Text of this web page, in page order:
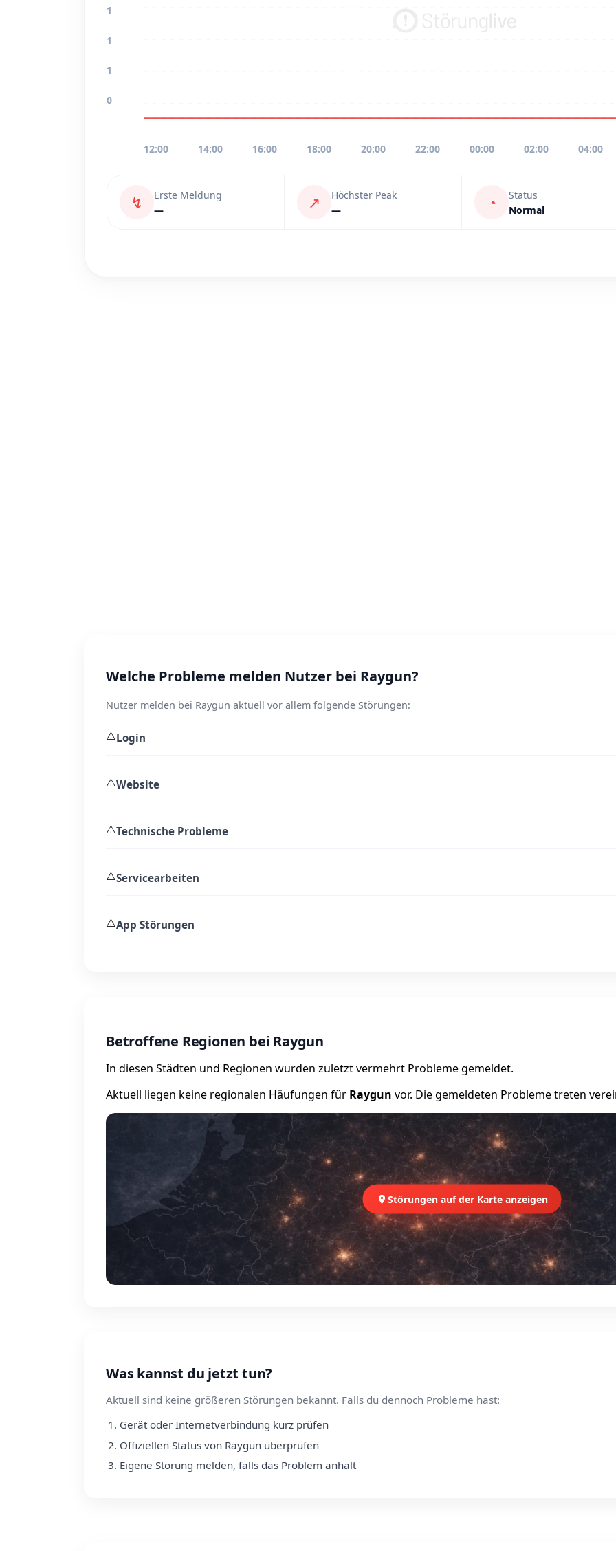
1
1
1
0
12:00 14:00 16:00 18:00 20:00 22:00 00:00 02:00 04:00
↯
Erste Meldung
—
↗
Höchster Peak
—
◔
Status
Normal
Welche Probleme melden Nutzer bei Raygun?
Nutzer melden bei Raygun aktuell vor allem folgende Störungen:
⚠️Login
⚠️Website
⚠️Technische Probleme
⚠️Servicearbeiten
⚠️App Störungen
Betroffene Regionen bei Raygun
In diesen Städten und Regionen wurden zuletzt vermehrt Probleme gemeldet.
Aktuell liegen keine regionalen Häufungen für Raygun vor. Die gemeldeten Probleme treten
Störungen auf der Karte anzeigen
Was kannst du jetzt tun?
Aktuell sind keine größeren Störungen bekannt. Falls du dennoch Probleme hast:
Gerät oder Internetverbindung kurz prüfen
Offiziellen Status von Raygun überprüfen
Eigene Störung melden, falls das Problem anhält